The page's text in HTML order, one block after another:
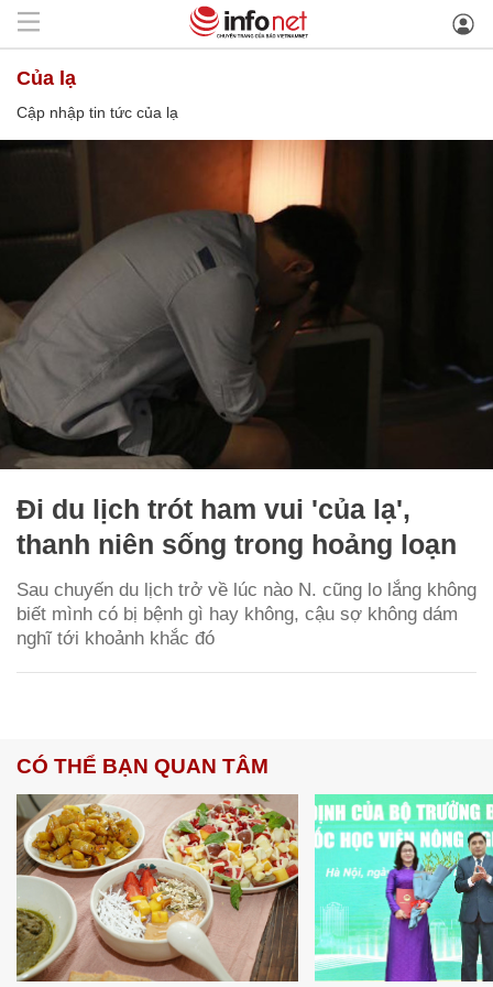
của lạ
Cập nhập tin tức của lạ
Đi du lịch trót ham vui 'của lạ',
thanh niên sống trong hoảng loạn
Sau chuyến du lịch trở về lúc nào N. cũng lo lắng không
biết mình có bị bệnh gì hay không, cậu sợ không dám
nghĩ tới khoảnh khắc đó
CÓ THỂ BẠN QUAN TÂM